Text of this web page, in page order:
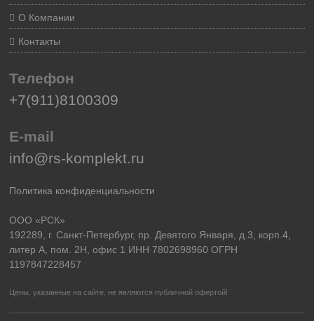
О Компании
Контакты
Телефон
+7(911)8100309
E-mail
info@rs-komplekt.ru
Политика конфиденциальности
ООО «РСК»
192289, г. Санкт-Петербург, пр. Девятого Января, д.3, корп.4,
литер А, пом. 2Н, офис 1 ИНН 7802698960 ОГРН
1197847228457
Цены, указанные на сайте, не являются публичной офертой!